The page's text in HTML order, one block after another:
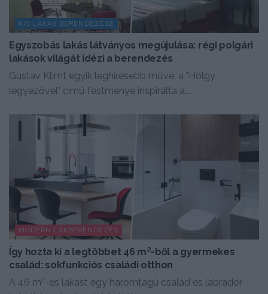
KIS LAKÁS BERENDEZÉSE
Egyszobás lakás látványos megújulása: régi polgári
lakások világát idézi a berendezés
Gustav Klimt egyik leghíresebb műve, a "Hölgy
legyezővel" című festménye inspirálta a...
MODERN LAKBERENDEZÉS
Így hozta ki a legtöbbet 46 m²-ből a gyermekes
család: sokfunkciós családi otthon
A 46 m²-es lakást egy háromtagú család és labrador